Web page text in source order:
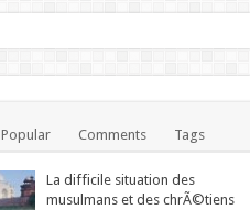
Popular Comments Tags
La difficile situation des
musulmans et des chrÃ©tiens